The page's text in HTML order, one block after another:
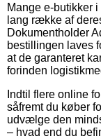
Mange e-butikker
lang række af
Dokumentholder
bestillingen laves
at de garanteret
forinden
Indtil flere online
såfremt du køber
udvælge den
– hvad end du